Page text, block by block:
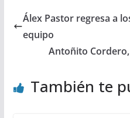
Álex Pastor regresa a
equipo
Antoñito
También te